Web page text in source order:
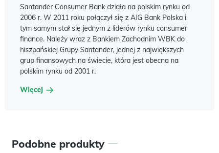
Santander Consumer Bank działa na polskim rynku od
2006 r. W 2011 roku połączył się z AIG Bank Polska i
tym samym stał się jednym z liderów rynku consumer
finance. Należy wraz z Bankiem Zachodnim WBK do
hiszpańskiej Grupy Santander, jednej z największych
grup finansowych na świecie, która jest obecna na
polskim rynku od 2001 r.
Więcej
Podobne produkty